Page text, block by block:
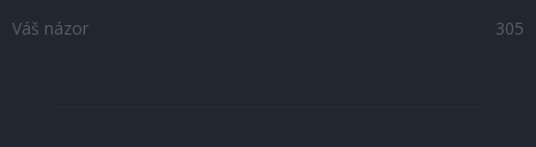
Váš názor
305